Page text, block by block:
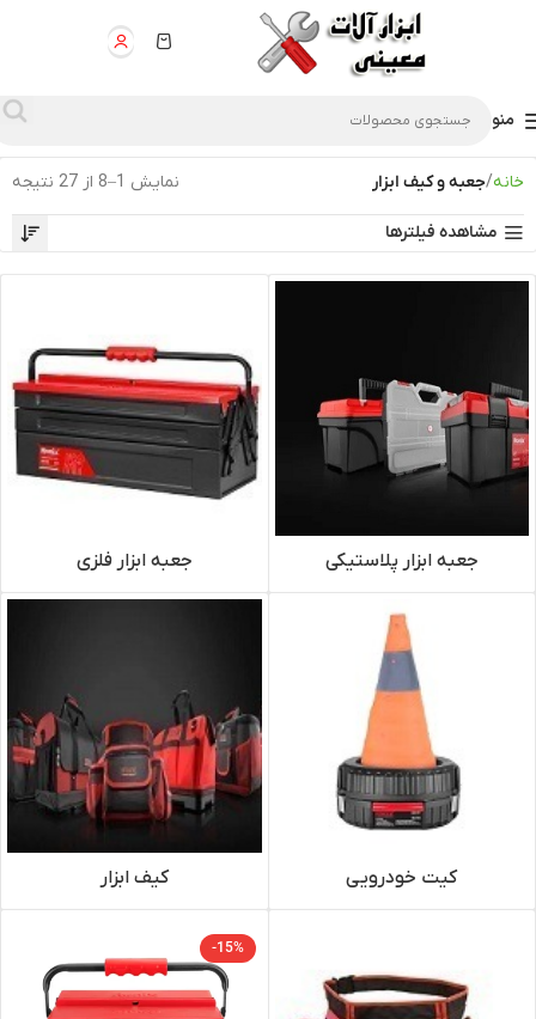
منو
خانه جعبه و کیف ابزار نمایش 1–8 از 27 نتیجه
مشاهده فیلترها
جعبه ابزار پلاستیکی جعبه ابزار فلزی
کیت خودرویی کیف ابزار
-15%